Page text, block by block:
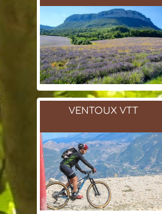
VENTOUX VTT